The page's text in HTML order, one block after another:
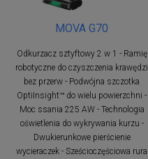
MOVA G70
Odkurzacz sztyftowy 2 w 1 - Ramię
robotyczne do czyszczenia krawędzi
bez przerw - Podwójna szczotka
OptiInsight™ do wielu powierzchni -
Moc ssania 225 AW - Technologia
oświetlenia do wykrywania kurzu -
Dwukierunkowe pierścienie
wycieraczek - Sześcioczęściowa rura